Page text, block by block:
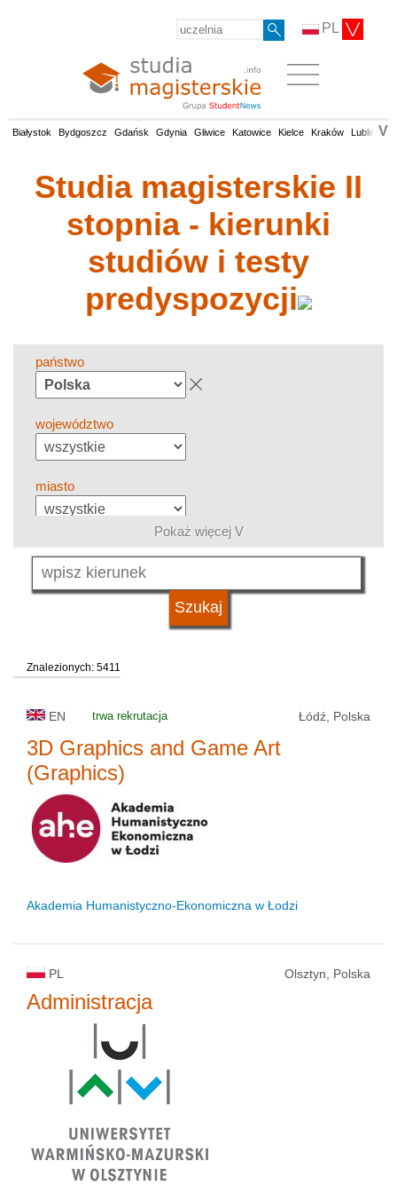
PL
Białystok Bydgoszcz Gdańsk Gdynia Gliwice Katowice Kielce Kraków Lublin V
Studia magisterskie II
stopnia - kierunki
studiów i testy
predyspozycji
państwo
województwo
miasto
grupa kierunków
system studiów
status uczelni
Pokaż więcej V
Znalezionych: 5411
EN trwa rekrutacja Łódź, Polska
3D Graphics and Game Art
(Graphics)
Akademia Humanistyczno-Ekonomiczna w Łodzi
PL Olsztyn, Polska
Administracja